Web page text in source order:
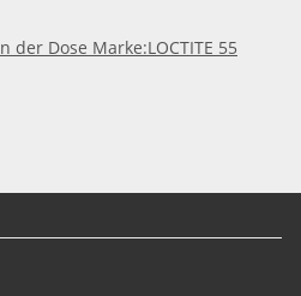
Dose Marke:LOCTITE 55